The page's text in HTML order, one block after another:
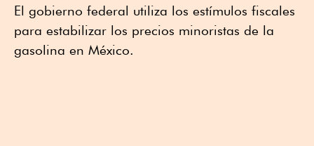
El gobierno federal utiliza los estímulos fiscales
para estabilizar los precios minoristas de la
gasolina en México.